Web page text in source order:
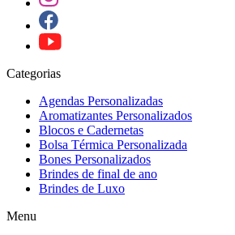
Categorias
Agendas Personalizadas
Aromatizantes Personalizados
Blocos e Cadernetas
Bolsa Térmica Personalizada
Bones Personalizados
Brindes de final de ano
Brindes de Luxo
Menu